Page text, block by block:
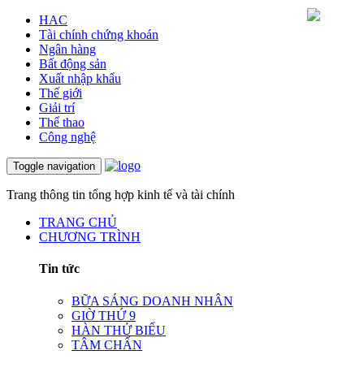
HAC
Tài chính chứng khoán
Ngân hàng
Bất động sản
Xuất nhập khẩu
Thế giới
Giải trí
Thể thao
Công nghệ
Toggle navigation
Trang thông tin tổng hợp kinh tế và tài chính
TRANG CHỦ
CHƯƠNG TRÌNH
Tin tức
BỮA SÁNG DOANH NHÂN
GIỜ THỨ 9
HÀN THỬ BIỂU
TÂM CHẤN